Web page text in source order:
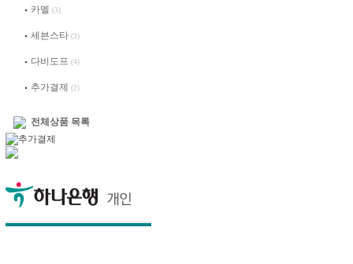
카멜 (3)
세븐스타 (3)
다비도프 (4)
추가결제 (2)
전체상품 목록